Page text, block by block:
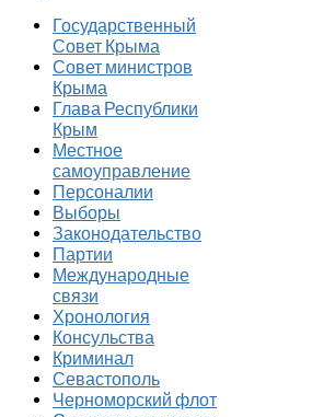
Государственный
Совет Крыма
Совет министров
Крыма
Глава Республики
Крым
Местное
самоуправление
Персоналии
Выборы
Законодательство
Партии
Международные
связи
Хронология
Консульства
Криминал
Севастополь
Черноморский флот